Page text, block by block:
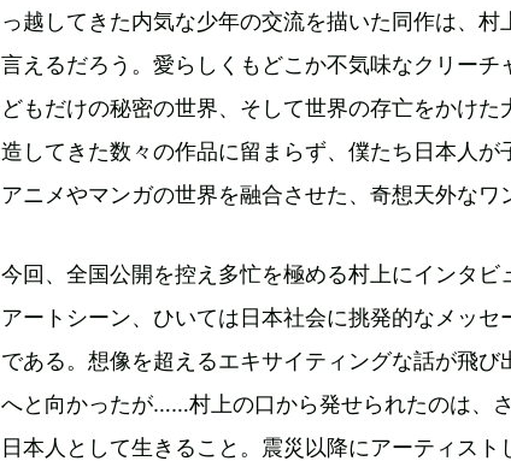
っ越してきた内気な少年の交流を描いた同作は、村
言えるだろう。愛らしくもどこか不気味なクリーチ
どもだけの秘密の世界、そして世界の存亡をかけた
造してきた数々の作品に留まらず、僕たち日本人
アニメやマンガの世界を融合させた、奇想天外なワ
今回、全国公開を控え多忙を極める村上にインタ
アートシーン、ひいては日本社会に挑発的なメッセ
である。想像を超えるエキサイティングな話が飛び
へと向かったが……村上の口から発せられたのは、
日本人として生きること。震災以降にアーティス